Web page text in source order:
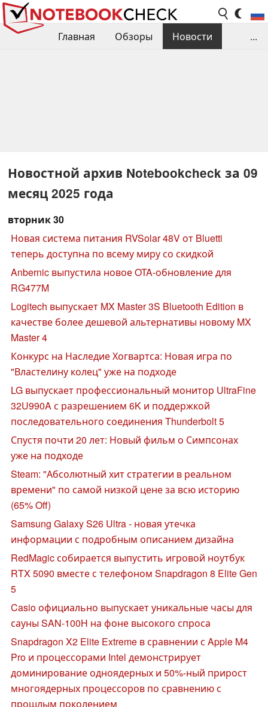
Главная Обзоры
Новости
...
Новостной архив Notebookcheck за 09
месяц 2025 года
вторник 30
Новая система питания RVSolar 48V от Bluetti
теперь доступна по всему миру со скидкой
Anbernic выпустила новое OTA-обновление для
RG477M
Logitech выпускает MX Master 3S Bluetooth Edition в
качестве более дешевой альтернативы новому MX
Master 4
Конкурс на Наследие Хогвартса: Новая игра по
"Властелину колец" уже на подходе
LG выпускает профессиональный монитор UltraFine
32U990A с разрешением 6K и поддержкой
последовательного соединения Thunderbolt 5
Спустя почти 20 лет: Новый фильм о Симпсонах
уже на подходе
Steam: "Абсолютный хит стратегии в реальном
времени" по самой низкой цене за всю историю
(65% Off)
Samsung Galaxy S26 Ultra - новая утечка
информации с подробным описанием дизайна
RedMagic собирается выпустить игровой ноутбук
RTX 5090 вместе с телефоном Snapdragon 8 Elite Gen
5
Casio официально выпускает уникальные часы для
сауны SAN-100H на фоне высокого спроса
Snapdragon X2 Elite Extreme в сравнении с Apple M4
Pro и процессорами Intel демонстрирует
доминирование одноядерных и 50%-ный прирост
многоядерных процессоров по сравнению с
прошлым поколением